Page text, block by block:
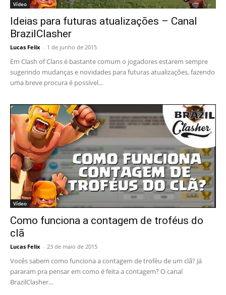
Vídeo
Ideias para futuras atualizações – Canal
BrazilClasher
Lucas Felix - 1 de junho de 2015
Em Clash of Clans é bastante comum o jogadores estarem sempre
sugerindo mudanças e novidades para futuras atualizações, fazendo
uma breve procura é possível...
Vídeo
Como funciona a contagem de troféus do
clã
Lucas Felix - 23 de maio de 2015
Vocês sabem como funciona a contagem de troféu de um clã? Já
pararam pra pensar em como é feita a contagem? O canal
BrazilClasher...